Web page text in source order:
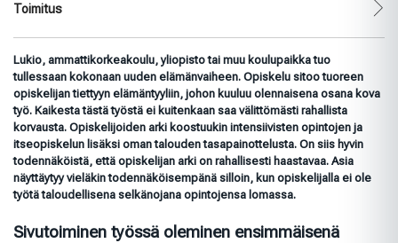
Toimitus
Lukio, ammattikorkeakoulu, yliopisto tai muu koulupaikka tuo
tullessaan kokonaan uuden elämänvaiheen. Opiskelu sitoo tuoreen
opiskelijan tiettyyn elämäntyyliin, johon kuuluu olennaisena osana kova
työ. Kaikesta tästä työstä ei kuitenkaan saa välittömästi rahallista
korvausta. Opiskelijoiden arki koostuukin intensiivisten opintojen ja
itseopiskelun lisäksi oman talouden tasapainottelusta. On siis hyvin
todennäköistä, että opiskelijan arki on rahallisesti haastavaa. Asia
näyttäytyy vieläkin todennäköisempänä silloin, kun opiskelijalla ei ole
työtä taloudellisena selkänojana opintojensa lomassa.
Sivutoiminen työssä oleminen ensimmäisenä